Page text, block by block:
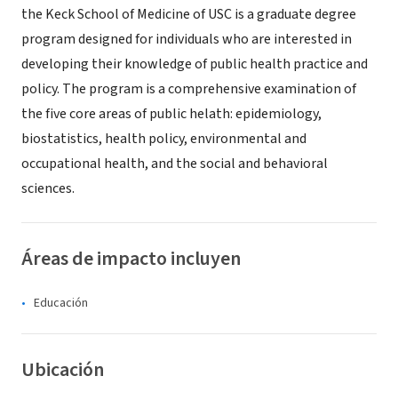
the Keck School of Medicine of USC is a graduate degree
program designed for individuals who are interested in
developing their knowledge of public health practice and
policy. The program is a comprehensive examination of
the five core areas of public helath: epidemiology,
biostatistics, health policy, environmental and
occupational health, and the social and behavioral
sciences.
Áreas de impacto incluyen
Educación
Ubicación